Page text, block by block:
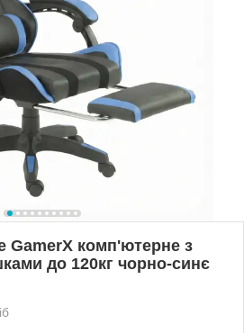
GamerX комп'ютерне з
до 120кг чорно-синє